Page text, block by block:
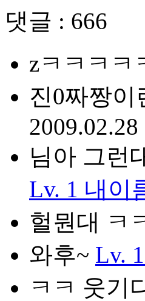
댓글 : 666
zㅋㅋㅋㅋ
진0짜짱
2009.02.28
님아 그런
Lv. 1 내이
헐뭔대 ㅋ
와후~ Lv. 1
ㅋㅋ 웃기